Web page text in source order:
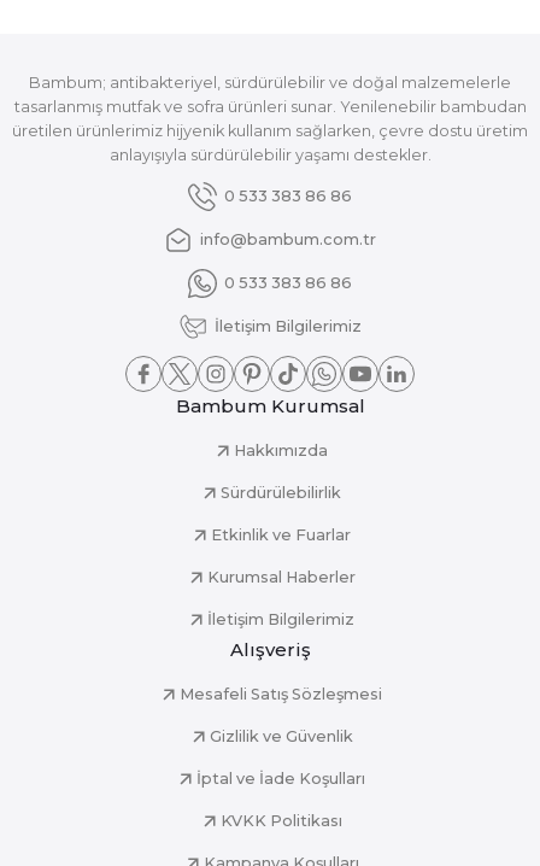
Bambum; antibakteriyel, sürdürülebilir ve doğal malzemelerle
tasarlanmış mutfak ve sofra ürünleri sunar. Yenilenebilir bambudan
üretilen ürünlerimiz hijyenik kullanım sağlarken, çevre dostu üretim
anlayışıyla sürdürülebilir yaşamı destekler.
0 533 383 86 86
info@bambum.com.tr
0 533 383 86 86
İletişim Bilgilerimiz
Bambum Kurumsal
Hakkımızda
Sürdürülebilirlik
Etkinlik ve Fuarlar
Kurumsal Haberler
İletişim Bilgilerimiz
Alışveriş
Mesafeli Satış Sözleşmesi
Gizlilik ve Güvenlik
İptal ve İade Koşulları
KVKK Politikası